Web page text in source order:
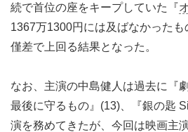
続で首位の座をキープしていた『
1367万1300円には及ばなかった
僅差で上回る結果となった。
なお、主演の中島健人は過去に『
最後に守るもの』(13)、『銀の匙
演を務めてきたが、今回は映画主